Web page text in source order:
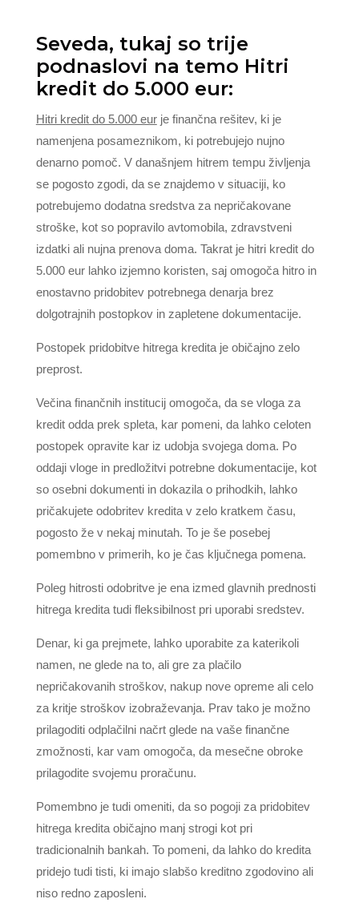
Seveda, tukaj so trije
podnaslovi na temo Hitri
kredit do 5.000 eur:
Hitri kredit do 5.000 eurje finančna rešitev, ki je
namenjena posameznikom, ki potrebujejo nujno
denarno pomoč. V današnjem hitrem tempu življenja
se pogosto zgodi, da se znajdemo v situaciji, ko
potrebujemo dodatna sredstva za nepričakovane
stroške, kot so popravilo avtomobila, zdravstveni
izdatki ali nujna prenova doma. Takrat je hitri kredit do
5.000 eur lahko izjemno koristen, saj omogoča hitro in
enostavno pridobitev potrebnega denarja brez
dolgotrajnih postopkov in zapletene dokumentacije.
Postopek pridobitve hitrega kredita je običajno zelo
preprost.
Večina finančnih institucij omogoča, da se vloga za
kredit odda prek spleta, kar pomeni, da lahko celoten
postopek opravite kar iz udobja svojega doma. Po
oddaji vloge in predložitvi potrebne dokumentacije, kot
so osebni dokumenti in dokazila o prihodkih, lahko
pričakujete odobritev kredita v zelo kratkem času,
pogosto že v nekaj minutah. To je še posebej
pomembno v primerih, ko je čas ključnega pomena.
Poleg hitrosti odobritve je ena izmed glavnih prednosti
hitrega kredita tudi fleksibilnost pri uporabi sredstev.
Denar, ki ga prejmete, lahko uporabite za katerikoli
namen, ne glede na to, ali gre za plačilo
nepričakovanih stroškov, nakup nove opreme ali celo
za kritje stroškov izobraževanja. Prav tako je možno
prilagoditi odplačilni načrt glede na vaše finančne
zmožnosti, kar vam omogoča, da mesečne obroke
prilagodite svojemu proračunu.
Pomembno je tudi omeniti, da so pogoji za pridobitev
hitrega kredita običajno manj strogi kot pri
tradicionalnih bankah. To pomeni, da lahko do kredita
pridejo tudi tisti, ki imajo slabšo kreditno zgodovino ali
niso redno zaposleni.